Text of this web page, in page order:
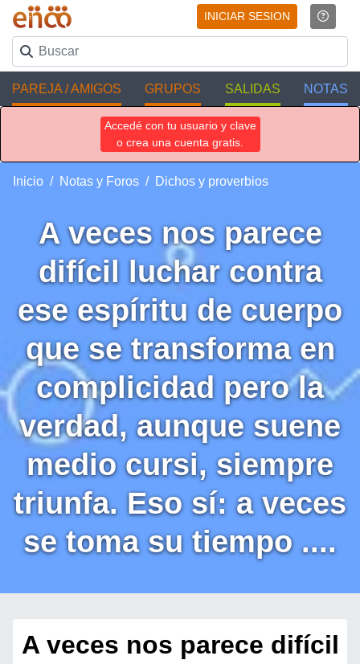
INICIAR SESION
PAREJA / AMIGOS GRUPOS SALIDAS NOTAS
Accedé con tu usuario y clave
o crea una cuenta gratis.
Inicio Notas y Foros Dichos y proverbios
A veces nos parece
difícil luchar contra
ese espíritu de cuerpo
que se transforma en
complicidad pero la
verdad, aunque suene
medio cursi, siempre
triunfa. Eso sí: a veces
se toma su tiempo ....
A veces nos parece difícil